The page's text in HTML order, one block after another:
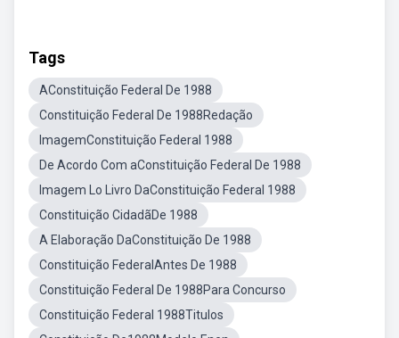
Tags
AConstituição Federal De 1988
Constituição Federal De 1988Redação
ImagemConstituição Federal 1988
De Acordo Com aConstituição Federal De 1988
Imagem Lo Livro DaConstituição Federal 1988
Constituição CidadãDe 1988
A Elaboração DaConstituição De 1988
Constituição FederalAntes De 1988
Constituição Federal De 1988Para Concurso
Constituição Federal 1988Titulos